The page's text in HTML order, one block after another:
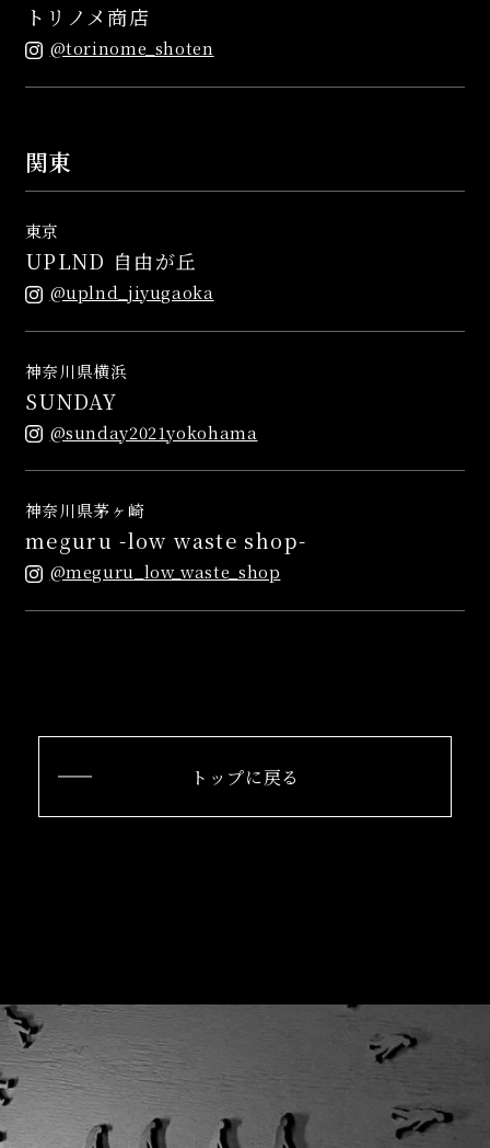
トリノメ商店
@torinome_shoten
関東
東京
UPLND 自由が丘
@uplnd_jiyugaoka
神奈川県横浜
SUNDAY
@sunday2021yokohama
神奈川県茅ヶ崎
meguru -low waste shop-
@meguru_low_waste_shop
トップに戻る